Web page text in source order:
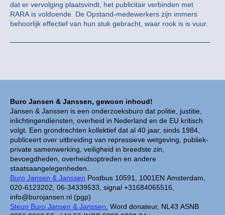
Buro Jansen & Janssen, gewoon inhoud!
Jansen & Janssen is een onderzoeksburo dat politie, justitie,
inlichtingendiensten, overheid in Nederland en de EU kritisch
volgt. Een grondrechten kollektief dat al 40 jaar, sinds 1984,
publiceert over uitbreiding van repressieve wetgeving, publiek-
private samenwerking, veiligheid in breedste zin,
bevoegdheden, overheidsoptreden en andere
staatsaangelegenheden.
Buro Jansen & Janssen Postbus 10591, 1001EN Amsterdam,
020-6123202, 06-34339533, signal +31684065516,
info@burojansen.nl (pgp)
Steun Buro Jansen & Janssen. Word donateur, NL43 ASNB
dat er vervolging plaatsvindt, het publicitair verbinden met
RARA is voldoende. De Opstand-medewerkers zijn immers
behoorlijk effectief van hun stuk gebracht, waar rook is is vuur.